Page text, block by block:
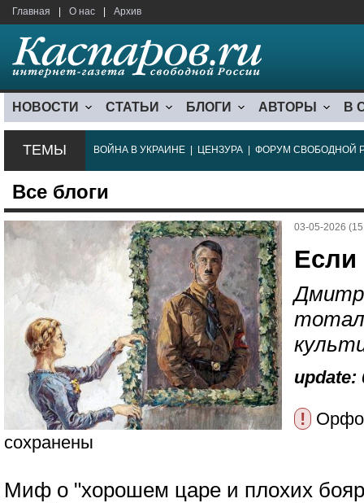
Главная О нас Архив
НОВОСТИ СТАТЬИ БЛОГИ АВТОРЫ В
ТЕМЫ ВОЙНА В УКРАИНЕ ЦЕНЗУРА ФОРУМ СВОБОДНОЙ
Все блоги
03-05-2026
Если
update:
!
сохранены
Миф о "хорошем царе и плохих